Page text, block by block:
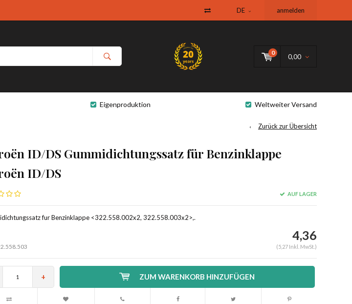
DE anmelden
0
0,00
Eigenproduktion Weltweiter Versand
Zurück zur Übersicht
ID/DS Gummidichtungssatz für Benzinklappe
ID/DS
AUF LAGER
fur Benzinklappe <322.558.002x2, 322.558.003x2>,.
4,36
(5,27 Inkl. MwSt.)
+ ZUM WARENKORB HINZUFÜGEN